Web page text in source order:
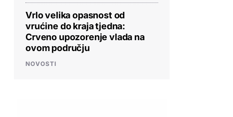
Vrlo velika opasnost od
vrućine do kraja tjedna:
Crveno upozorenje vlada na
ovom području
NOVOSTI